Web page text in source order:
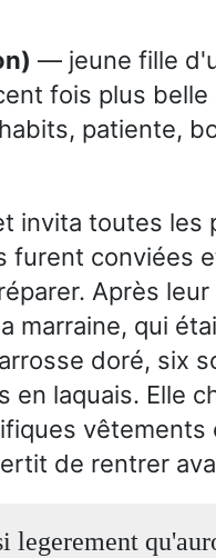
— jeune fille
fois plus
patiente,
invita toutes les
conviées
Après
marraine, qui
doré, six
en laquais. Elle
vêtements
de rentrer
legerement